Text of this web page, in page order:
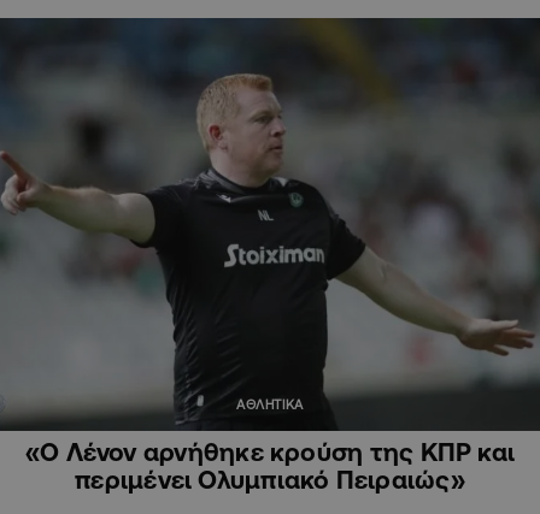
ΑΘΛΗΤΙΚΑ
«Ο Λένον αρνήθηκε κρούση της ΚΠΡ και
περιμένει Ολυμπιακό Πειραιώς»